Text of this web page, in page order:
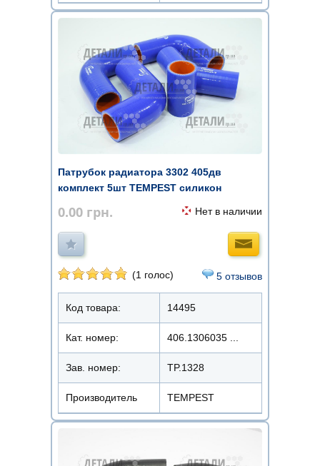
Патрубок радиатора 3302 405дв
комплект 5шт TEMPEST силикон
0.00 грн. Нет в наличии
(1 голос) 5 отзывов
Код товара: 14495
Кат. номер: 406.1306035 ...
Зав. номер: TP.1328
Производитель TEMPEST